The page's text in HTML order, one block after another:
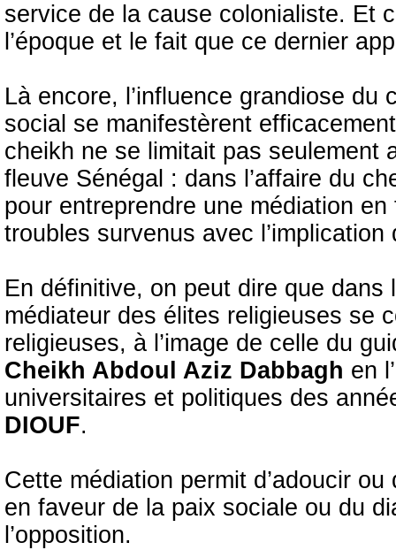
service de la cause colonialiste. Et
l’époque et le fait que ce dernier
Là encore, l’influence grandiose
social se manifestèrent
cheikh ne se limitait pas seulement
fleuve Sénégal : dans l’affaire du
pour entreprendre une médiation
troubles survenus avec
En définitive, on peut dire que
médiateur des élites religieuses se
religieuses, à l’image de celle du
Cheikh Abdoul Aziz Dabbagh en
universitaires et politiques des
DIOUF.
Cette médiation permit d’adoucir
en faveur de la paix sociale ou du
l’opposition.